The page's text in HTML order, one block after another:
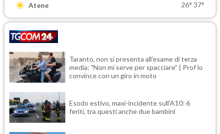
Atene 26° 37°
Taranto, non si presenta all'esame di terza
media: "Non mi serve per spacciare" | Prof lo
convince con un giro in moto
Esodo estivo, maxi-incidente sull'A10: 6
feriti, tra questi anche due bambini